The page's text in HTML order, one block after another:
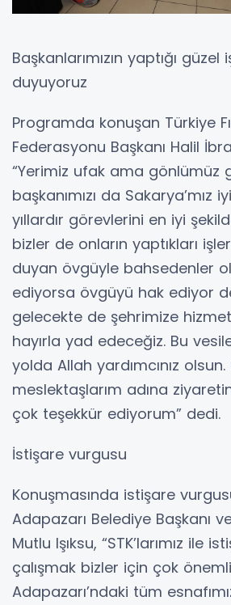
Başkanlarımızın yaptığı
duyuyoruz
Programda konuşan Türkiye
Federasyonu Başkanı Halil
“Yerimiz ufak ama gönlümüz
başkanımızı da Sakarya’mız
yıllardır görevlerini en iyi
bizler de onların yaptıkları
duyan övgüyle bahsedenler
ediyorsa övgüyü hak ediyor
gelecekte de şehrimize
hayırla yad edeceğiz. Bu vesile
yolda Allah yardımcınız olsun.
meslektaşlarım adına
çok teşekkür ediyorum” dedi.
İstişare vurgusu
Konuşmasında istişare
Adapazarı Belediye Başkanı
Mutlu Işıksu, “STK’larımız ile
çalışmak bizler için çok
Adapazarı’ndaki tüm